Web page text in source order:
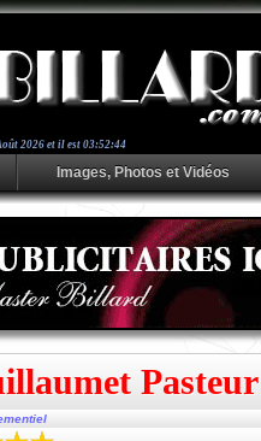
2026 et il est 03:52:44
Images, Photos et Vidéos
Pasteur